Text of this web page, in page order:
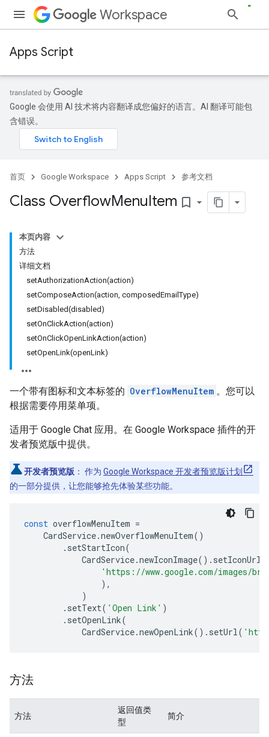
Workspace
Apps Script
Google 会使用 AI 技术将内容翻译成您偏好的语言。AI 翻译可能包
含错误。
首页 Google Workspace Apps Script 参考文档
Class OverflowMenuItem bookmark_border
本页内容
方法
详细文档
setAuthorizationAction(action)
setComposeAction(action, composedEmailType)
setDisabled(disabled)
setOnClickAction(action)
setOnClickOpenLinkAction(action)
setOpenLink(openLink)
一个带有图标和文本标签的 OverflowMenuItem 。您可以
根据需要停用菜单项。
适用于 Google Chat 应用。在 Google Workspace 插件的开
发者预览版中提供。
开发者预览版 ： 作为 Google Workspace 开发者预览版计划
的一部分提供，让您能够抢先体验某些功能。
const overflowMenuItem =
CardService.newOverflowMenuItem()
. setStartIcon(
CardService.newIconImage(). setIconUrl
'https://www.google.com/images/
),
)
. setText( 'Open Link' )
. setOpenLink(
CardService.newOpenLink(). setUrl(
方法
方法
返回值类
型
简介